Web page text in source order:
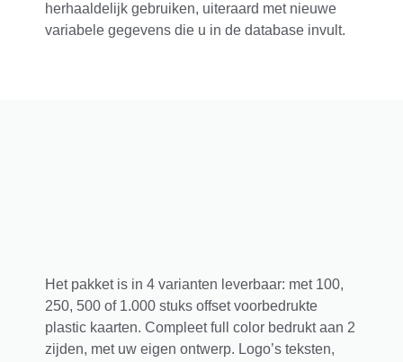
herhaaldelijk gebruiken, uiteraard met nieuwe
variabele gegevens die u in de database invult.
Het pakket is in 4 varianten leverbaar: met 100,
250, 500 of 1.000 stuks offset voorbedrukte
plastic kaarten. Compleet full color bedrukt aan 2
zijden, met uw eigen ontwerp. Logo’s teksten,